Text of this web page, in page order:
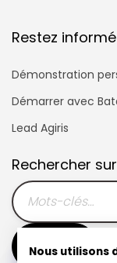
Restez informé
Démonstration
Démarrer avec
Lead Agiris
Rechercher
Nous utilisons